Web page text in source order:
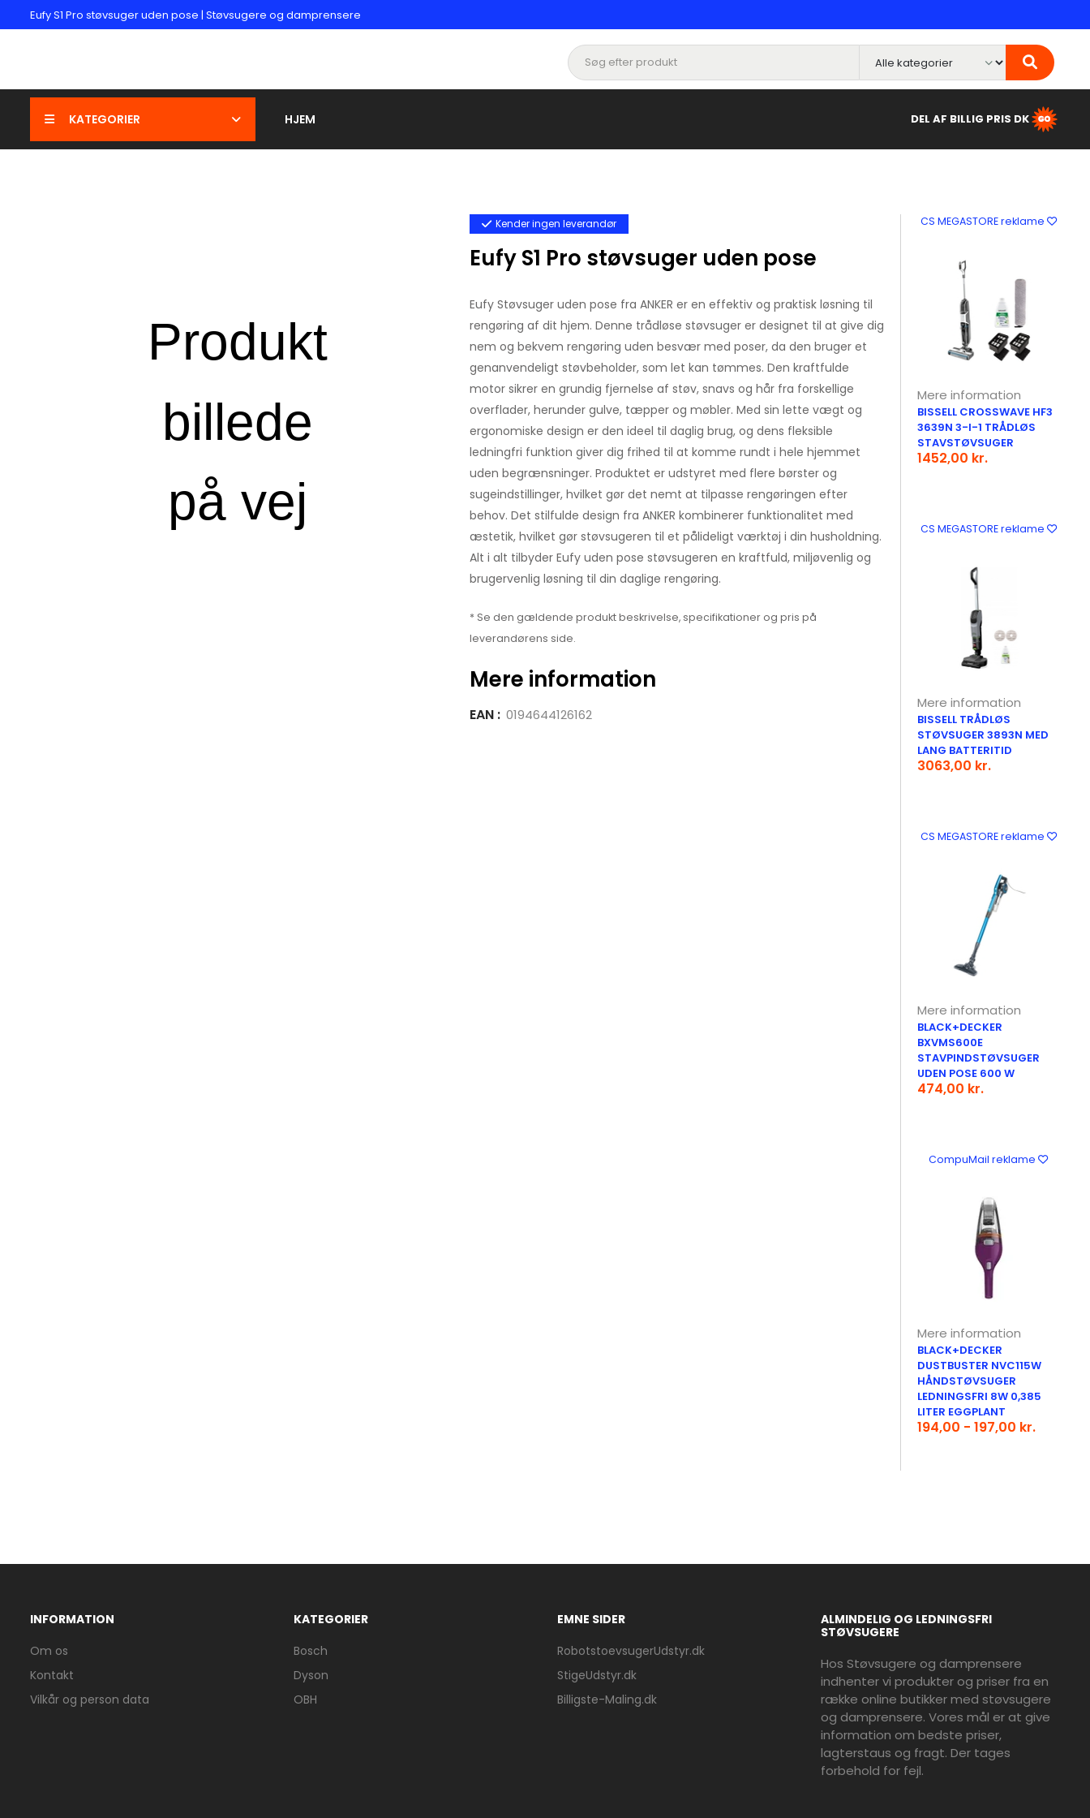
Eufy S1 Pro støvsuger uden pose | Støvsugere og damprensere
KATEGORIER HJEM DEL AF BILLIG PRIS DK
Kender ingen leverandør
Eufy S1 Pro støvsuger uden pose
Eufy Støvsuger uden pose fra ANKER er en effektiv og praktisk løsning til
rengøring af dit hjem. Denne trådløse støvsuger er designet til at give dig
nem og bekvem rengøring uden besvær med poser, da den bruger et
genanvendeligt støvbeholder, som let kan tømmes. Den kraftfulde
motor sikrer en grundig fjernelse af støv, snavs og hår fra forskellige
overflader, herunder gulve, tæpper og møbler. Med sin lette vægt og
ergonomiske design er den ideel til daglig brug, og dens fleksible
ledningfri funktion giver dig frihed til at komme rundt i hele hjemmet
uden begrænsninger. Produktet er udstyret med flere børster og
sugeindstillinger, hvilket gør det nemt at tilpasse rengøringen efter
behov. Det stilfulde design fra ANKER kombinerer funktionalitet med
æstetik, hvilket gør støvsugeren til et pålideligt værktøj i din husholdning.
Alt i alt tilbyder Eufy uden pose støvsugeren en kraftfuld, miljøvenlig og
brugervenlig løsning til din daglige rengøring.
* Se den gældende produkt beskrivelse, specifikationer og pris på
leverandørens side.
Mere information
EAN : 0194644126162
CS MEGASTORE reklame
Mere information
BISSELL CROSSWAVE HF3
3639N 3-I-1 TRÅDLØS
STAVSTØVSUGER
1452,00 kr.
CS MEGASTORE reklame
Mere information
BISSELL TRÅDLØS
STØVSUGER 3893N MED
LANG BATTERITID
3063,00 kr.
CS MEGASTORE reklame
Mere information
BLACK+DECKER
BXVMS600E
STAVPINDSTØVSUGER
UDEN POSE 600 W
474,00 kr.
CompuMail reklame
Mere information
BLACK+DECKER
DUSTBUSTER NVC115W
HÅNDSTØVSUGER
LEDNINGSFRI 8W 0,385
LITER EGGPLANT
194,00 - 197,00 kr.
INFORMATION
Om os
Kontakt
Vilkår og person data
KATEGORIER
Bosch
Dyson
OBH
EMNE SIDER
RobotstoevsugerUdstyr.dk
StigeUdstyr.dk
Billigste-Maling.dk
ALMINDELIG OG LEDNINGSFRI
STØVSUGERE
Hos Støvsugere og damprensere
indhenter vi produkter og priser fra en
række online butikker med støvsugere
og damprensere. Vores mål er at give
information om bedste priser,
lagterstaus og fragt. Der tages
forbehold for fejl.